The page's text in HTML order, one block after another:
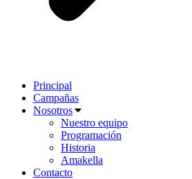
Principal
Campañas
Nosotros
Nuestro equipo
Programación
Historia
Amakella
Contacto